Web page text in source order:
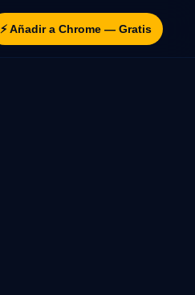
⚡ Añadir a Chrome — Gratis